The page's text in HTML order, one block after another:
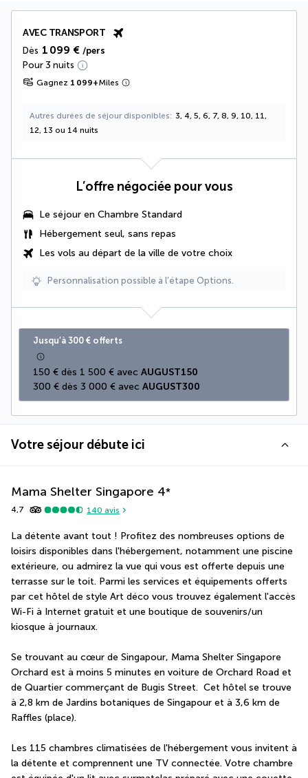
AVEC TRANSPORT
Dès 1 099 € /pers
Pour 3 nuits
Gagnez 1 099+Miles
Autres durées de séjour disponibles
3, 4, 5, 6, 7, 8, 9, 10, 11,
12, 13 ou 14 nuits
L’offre négociée pour vous
Le séjour en Chambre Standard
Hébergement seul, sans repas
Les vols au départ de la ville de votre choix
Personnalisation possible à l’étape Options.
Jusqu’à 300 € offerts
150 € dès 1 500 € avec AUGUST150
300 € dès 3 000 € avec AUGUST300
Votre séjour débute ici
Mama Shelter Singapore 4*
4,7 140 avis
La détente avant tout ! Profitez des nombreuses options de
loisirs disponibles dans l'hébergement, notamment une piscine
extérieure, ou admirez la vue qui vous est offerte depuis une
terrasse sur le toit. Parmi les services et équipements offerts
par cet hôtel de style Art déco vous trouvez également l'accès
Wi-Fi à Internet gratuit et une boutique de souvenirs/un
kiosque à journaux.
Se trouvant au cœur de Singapour, Mama Shelter Singapore
Orchard est à moins 5 minutes en voiture de Orchard Road et
de Quartier commerçant de Bugis Street.  Cet hôtel se trouve
à 2,8 km de Jardins botaniques de Singapour et à 3,6 km de
Raffles (place).
Les 115 chambres climatisées de l'hébergement vous invitent à
la détente et comprennent une TV connectée. Votre chambre